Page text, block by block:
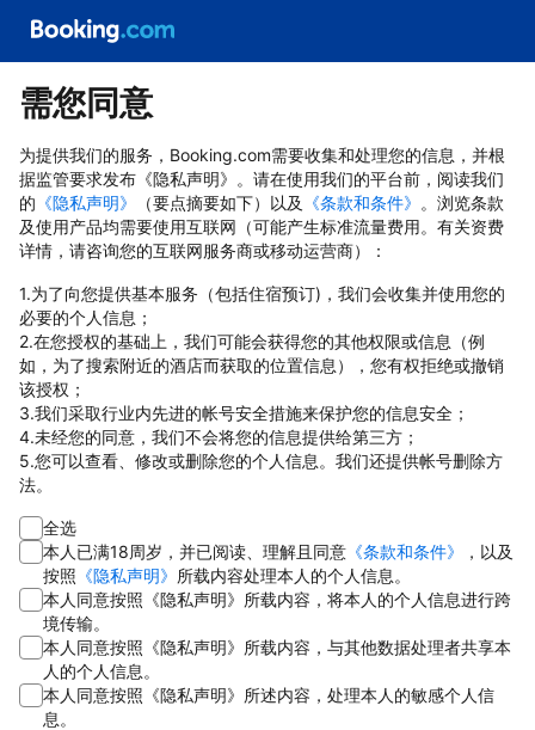
需您同意
为提供我们的服务，Booking.com需要收集和处理您的信息，并根
据监管要求发布《隐私声明》。请在使用我们的平台前，阅读我们
的 《隐私声明》 （要点摘要如下）以及 《条款和条件》 。浏览条款
及使用产品均需要使用互联网（可能产生标准流量费用。有关资费
详情，请咨询您的互联网服务商或移动运营商）：
1.为了向您提供基本服务（包括住宿预订)，我们会收集并使用您的
必要的个人信息；
2.在您授权的基础上，我们可能会获得您的其他权限或信息（例
如，为了搜索附近的酒店而获取的位置信息），您有权拒绝或撤销
该授权；
3.我们采取行业内先进的帐号安全措施来保护您的信息安全；
4.未经您的同意，我们不会将您的信息提供给第三方；
5.您可以查看、修改或删除您的个人信息。我们还提供帐号删除方
法。
全选
本人已满18周岁，并已阅读、理解且同意 《条款和条件》
，以及
按照 《隐私声明》 所载内容处理本人的个人信息。
本人同意按照《隐私声明》所载内容，将本人的个人信息进行跨
境传输。
本人同意按照《隐私声明》所载内容，与其他数据处理者共享本
人的个人信息。
本人同意按照《隐私声明》所述内容，处理本人的敏感个人信
息。